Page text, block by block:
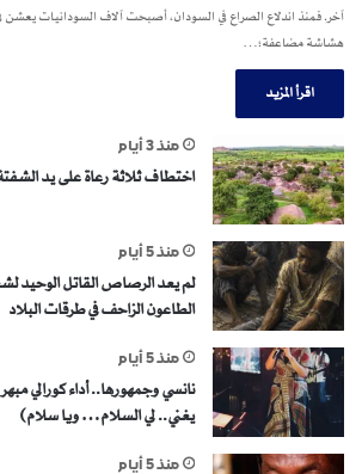
آخر. فمنذ اندلاع الصراع في السودان، أصبحت آلاف السودانيات يعشن
هشاشة مضاعفة؛…
اقرأ المزيد
منذ 3 أيام
اختطاف ثلاثة رعاة على يد
منذ 5 أيام
لم يعد الرصاص القاتل الوحيد
الطاعون الزاحف في طرقات البلاد
منذ 5 أيام
نانسي وجمهورها.. أداء كورالي
يغني.. لي السلام… ويا سلام)
منذ 5 أيام